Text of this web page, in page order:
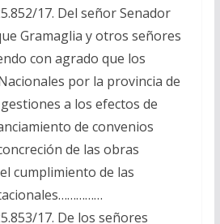
17. Del señor Senador
Gramaglia y otros señores
con agrado que los
por la provincia de
a los efectos de
de convenios
de las obras
cumplimiento de las
17. De los señores